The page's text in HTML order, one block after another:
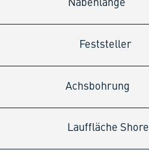
Nabenlänge
Feststeller
Achsbohrung
Lauffläche Shore